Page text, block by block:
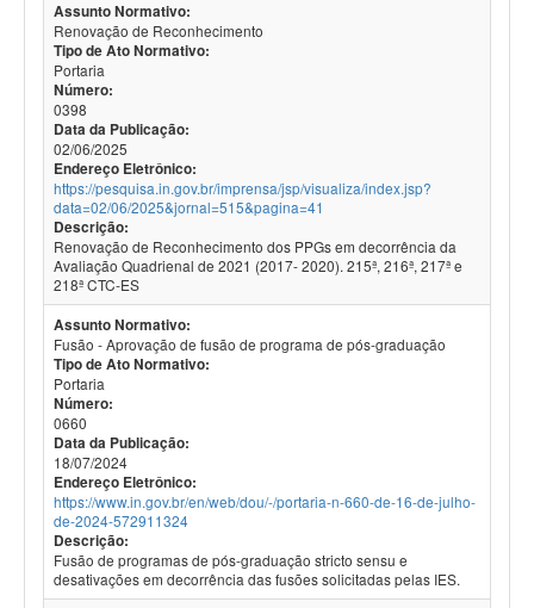
Assunto Normativo:
Renovação de Reconhecimento
Tipo de Ato Normativo:
Portaria
Número:
0398
Data da Publicação:
02/06/2025
Endereço Eletrônico:
https://pesquisa.in.gov.br/imprensa/jsp/visualiza/index.jsp?
data=02/06/2025&jornal=515&pagina=41
Descrição:
Renovação de Reconhecimento dos PPGs em decorrência da
Avaliação Quadrienal de 2021 (2017- 2020). 215ª, 216ª, 217ª e
218ª CTC-ES
Assunto Normativo:
Fusão - Aprovação de fusão de programa de pós-graduação
Tipo de Ato Normativo:
Portaria
Número:
0660
Data da Publicação:
18/07/2024
Endereço Eletrônico:
https://www.in.gov.br/en/web/dou/-/portaria-n-660-de-16-de-julho-
de-2024-572911324
Descrição:
Fusão de programas de pós-graduação stricto sensu e
desativações em decorrência das fusões solicitadas pelas IES.